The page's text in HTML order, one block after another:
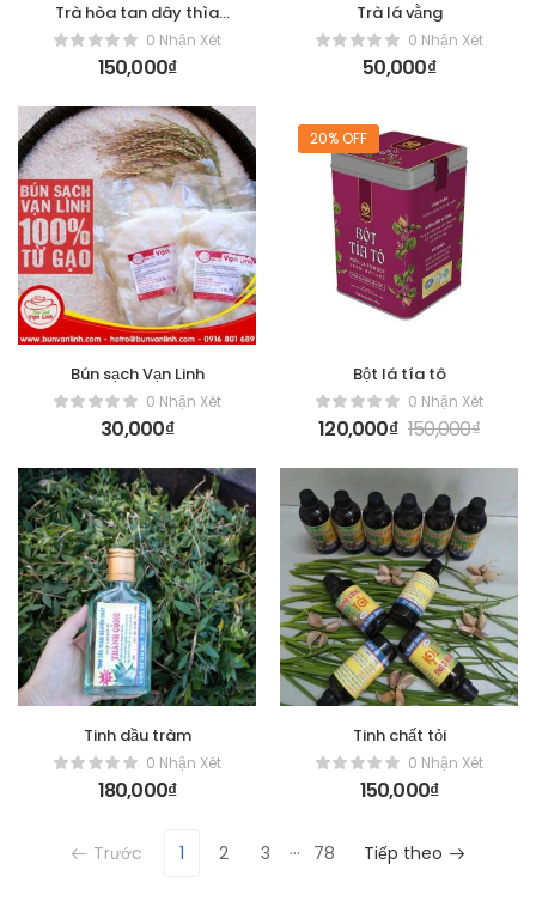
Trà hòa tan dây thìa
canh0 Nhận Xét
150,000₫
Trà lá vằng
0 Nhận Xét
50,000₫
Bún sạch Vạn Linh
0 Nhận Xét
30,000₫
20% OFF
Bột lá tía tô
0 Nhận Xét
120,000₫ 150,000₫
Tinh dầu tràm
0 Nhận Xét
180,000₫
Tinh chất tỏi
0 Nhận Xét
150,000₫
Trước 1 2 3 … 78 Tiếp theo